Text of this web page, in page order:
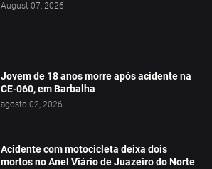
August 07, 2026
Jovem de 18 anos morre após acidente na
CE-060, em Barbalha
agosto 02, 2026
Acidente com motocicleta deixa dois
mortos no Anel Viário de Juazeiro do Norte